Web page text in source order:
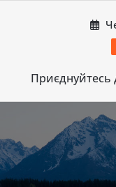
Приєднуйтесь